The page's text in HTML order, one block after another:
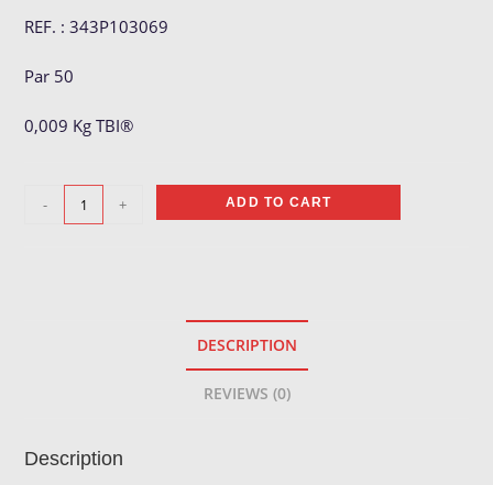
REF. : 343P103069
Par 50
0,009 Kg TBI®
contact
- + ADD TO CART
DESCRIPTION
REVIEWS (0)
Description